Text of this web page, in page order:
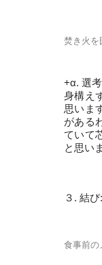
焚き火を
+α. 選
身構え
思いま
がある
ていて
と思い
３. 結び:
食事前の